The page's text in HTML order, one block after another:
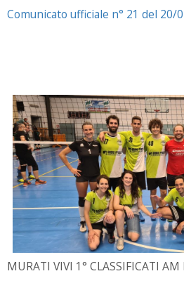
Comunicato ufficiale n° 21 del 20/
MURATI VIVI 1° CLASSIFICATI